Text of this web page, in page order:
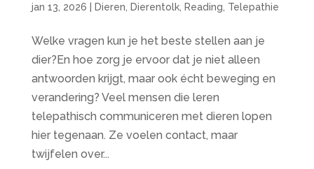
jan 13, 2026 Dieren Dierentolk, Reading Telepathie
Welke vragen kun je het beste stellen aan je
dier?En hoe zorg je ervoor dat je niet alleen
antwoorden krijgt, maar ook écht beweging en
verandering? Veel mensen die leren
telepathisch communiceren met dieren lopen
hier tegenaan. Ze voelen contact, maar
twijfelen over...